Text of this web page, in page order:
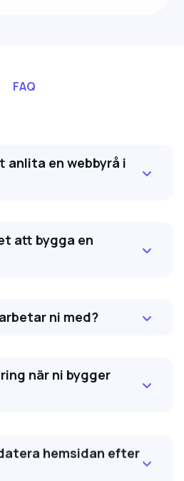
FAQ
anlita en webbyrå i
att bygga en
ni med?
när ni bygger
hemsidan efter